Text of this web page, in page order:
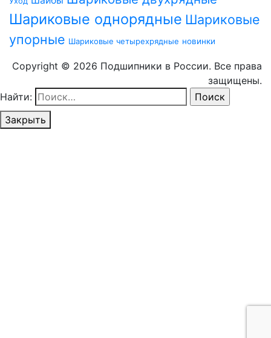
Шариковые однорядные Шариковые
упорные Шариковые четырехрядные новинки
Copyright © 2026 Подшипники в России. Все права
защищены.
Найти:
Закрыть